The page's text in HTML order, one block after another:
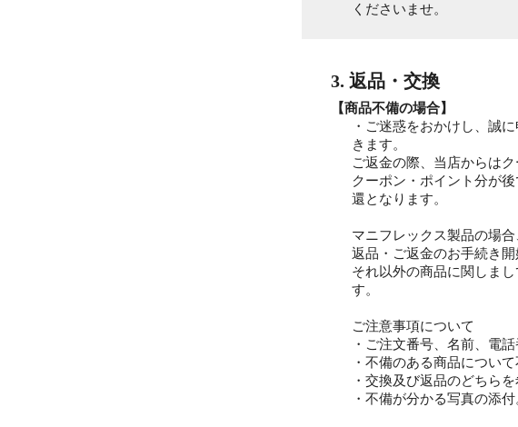
くださいませ。
3. 返品・交換
【商品不備の場合】
・ご迷惑をおかけし、誠
きます。
ご返金の際、当店からは
クーポン・ポイント分が
還となります。
マニフレックス製品の場
返品・ご返金のお手続き
それ以外の商品に関しま
す。
ご注意事項について
・ご注文番号、名前、電話
・不備のある商品について
・交換及び返品のどちらを
・不備が分かる写真の添付